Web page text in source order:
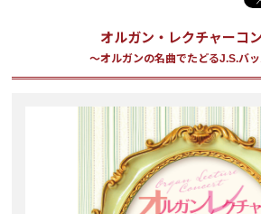
オルガン・レクチャーコ
～オルガンの名曲でたどるJ.S.バ